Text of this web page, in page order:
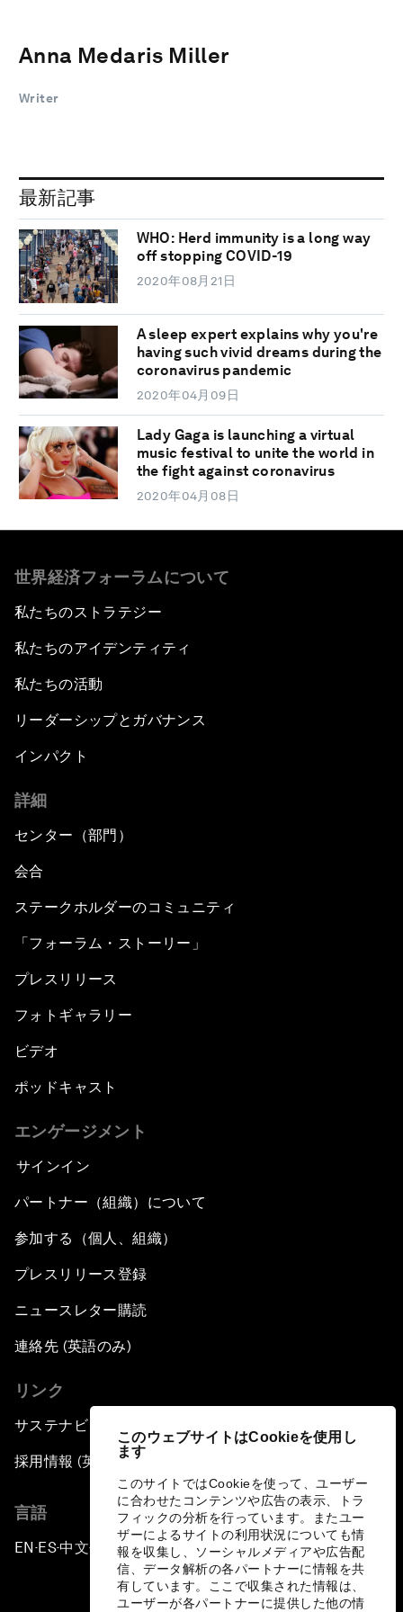
このウェブサイトはCookieを使用し
ます
このサイトではCookieを使って、ユーザー
に合わせたコンテンツや広告の表示、トラ
フィックの分析を行っています。またユー
ザーによるサイトの利用状況についても情
報を収集し、ソーシャルメディアや広告配
信、データ解析の各パートナーに情報を共
有しています。ここで収集された情報は、
ユーザーが各パートナーに提供した他の情
Anna Medaris Miller
Writer
最新記事
WHO: Herd immunity is a long way
off stopping COVID-19
2020年08月21日
A sleep expert explains why you're
having such vivid dreams during the
coronavirus pandemic
2020年04月09日
Lady Gaga is launching a virtual
music festival to unite the world in
the fight against coronavirus
2020年04月08日
世界経済フォーラムについて
私たちのストラテジー
私たちのアイデンティティ
私たちの活動
リーダーシップとガバナンス
インパクト
詳細
センター（部門）
会合
ステークホルダーのコミュニティ
「フォーラム・ストーリー」
プレスリリース
フォトギャラリー
ビデオ
ポッドキャスト
エンゲージメント
サインイン
パートナー（組織）について
参加する（個人、組織）
プレスリリース登録
ニュースレター購読
連絡先 (英語のみ)
リンク
サステナビリティへの取り組み
採用情報 (英語のみ)
言語
EN ▪ES▪中文▪ 日本語